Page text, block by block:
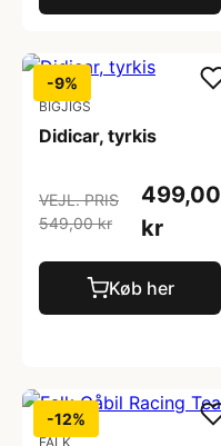
-9%
BIGJIGS
Didicar, tyrkis
VEJL. PRIS
549,00 kr
499,00
kr
Køb her
-12%
FALK